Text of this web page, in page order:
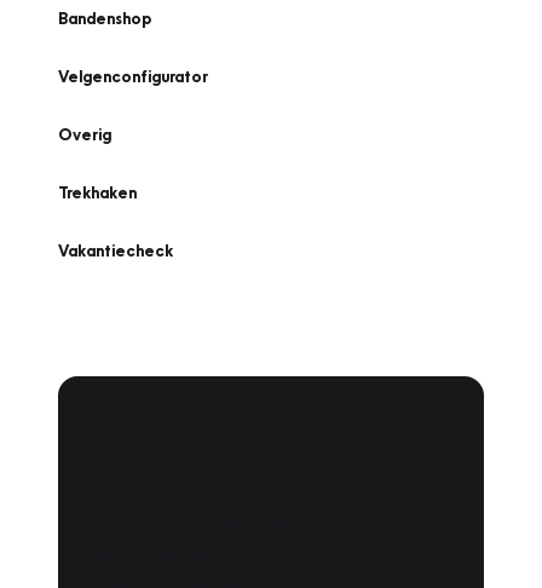
Bandenshop
Velgenconfigurator
Overig
Trekhaken
Vakantiecheck